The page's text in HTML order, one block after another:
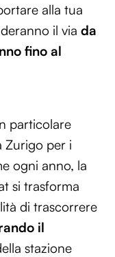
alla tua
il via da
fino al
particolare
Zurigo per i
ogni anno, la
si trasforma
di trascorrere
il
stazione